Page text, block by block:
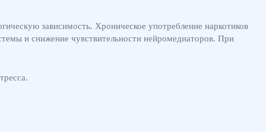
зависимость. Хроническое употребление наркотиков
и снижение чувствительности нейромедиаторов. При